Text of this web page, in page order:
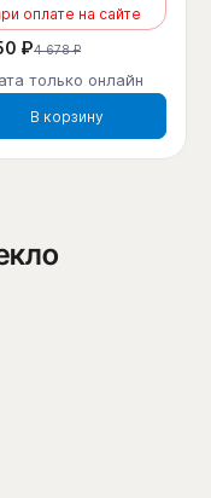
оплате на сайте
₽4 678 ₽
только онлайн
В корзину